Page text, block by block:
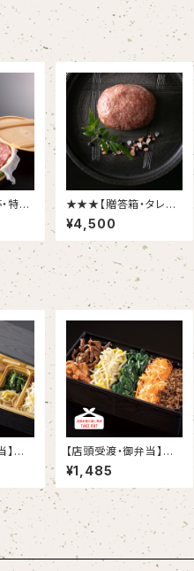
特選
★★★【贈答箱・タレ付】
プレミアム黒毛和牛ハ
ンバーグ4個入
¥4,500
】ス
【店頭受渡・御弁当】ビ
ビンバ弁当
¥1,485